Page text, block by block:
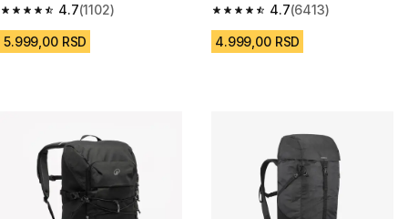
4.7
4.7 od 5 zvezdica from 1102 Recenzije
(1102)
5.999,00 RSD
4.7
4.7 od 5 zvezdica from 6413
(6413)
4.999,00 RSD